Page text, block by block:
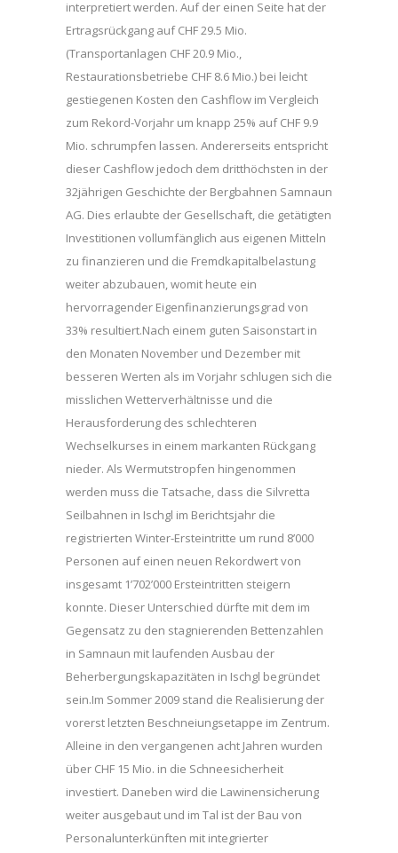
interpretiert werden. Auf der einen Seite hat der
Ertragsrückgang auf CHF 29.5 Mio.
(Transportanlagen CHF 20.9 Mio.,
Restaurationsbetriebe CHF 8.6 Mio.) bei leicht
gestiegenen Kosten den Cashflow im Vergleich
zum Rekord-Vorjahr um knapp 25% auf CHF 9.9
Mio. schrumpfen lassen. Andererseits entspricht
dieser Cashflow jedoch dem dritthöchsten in der
32jährigen Geschichte der Bergbahnen Samnaun
AG. Dies erlaubte der Gesellschaft, die getätigten
Investitionen vollumfänglich aus eigenen Mitteln
zu finanzieren und die Fremdkapitalbelastung
weiter abzubauen, womit heute ein
hervorragender Eigenfinanzierungsgrad von
33% resultiert.Nach einem guten Saisonstart in
den Monaten November und Dezember mit
besseren Werten als im Vorjahr schlugen sich die
misslichen Wetterverhältnisse und die
Herausforderung des schlechteren
Wechselkurses in einem markanten Rückgang
nieder. Als Wermutstropfen hingenommen
werden muss die Tatsache, dass die Silvretta
Seilbahnen in Ischgl im Berichtsjahr die
registrierten Winter-Ersteintritte um rund 8’000
Personen auf einen neuen Rekordwert von
insgesamt 1’702’000 Ersteintritten steigern
konnte. Dieser Unterschied dürfte mit dem im
Gegensatz zu den stagnierenden Bettenzahlen
in Samnaun mit laufenden Ausbau der
Beherbergungskapazitäten in Ischgl begründet
sein.Im Sommer 2009 stand die Realisierung der
vorerst letzten Beschneiungsetappe im Zentrum.
Alleine in den vergangenen acht Jahren wurden
über CHF 15 Mio. in die Schneesicherheit
investiert. Daneben wird die Lawinensicherung
weiter ausgebaut und im Tal ist der Bau von
Personalunterkünften mit integrierter